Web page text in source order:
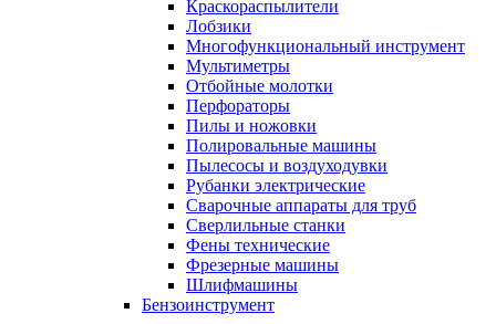
Краскораспылители
Лобзики
Многофункциональный инструмент
Мультиметры
Отбойные молотки
Перфораторы
Пилы и ножовки
Полировальные машины
Пылесосы и воздуходувки
Рубанки электрические
Сварочные аппараты для труб
Сверлильные станки
Фены технические
Фрезерные машины
Шлифмашины
Бензоинструмент